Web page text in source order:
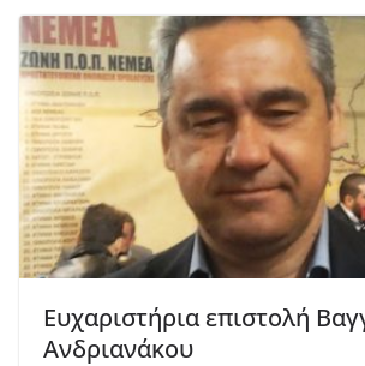
Ευχαριστήρια επιστολή
Ανδριανάκου